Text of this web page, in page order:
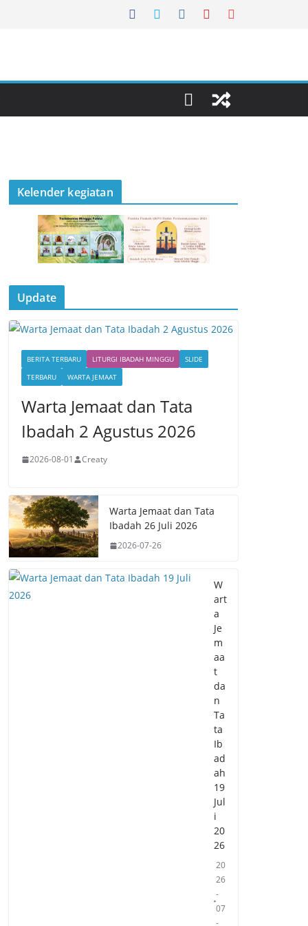
Kelender kegiatan
Update
BERITA TERBARU LITURGI IBADAH MINGGU
SLIDE
TERBARU
WARTA JEMAAT
Warta Jemaat dan Tata
Ibadah 2 Agustus 2026
2026-08-01 Creaty
Warta Jemaat dan Tata
Ibadah 26 Juli 2026
2026-07-26
W
art
a
Je
m
aa
t
da
n
Ta
ta
Ib
ad
ah
19
Jul
i
20
26
20
26
-
07
-